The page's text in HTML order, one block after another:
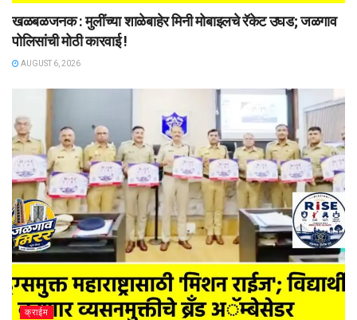
खळबळजनक : मुलींच्या शाळेबाहेर मिनी मोबाइलचे रॅकेट उघड; जळगाव
पोलिसांची मोठी कारवाई !
AUGUST 6, 2026
क्राईम